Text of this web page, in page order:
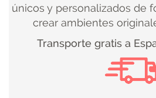
MUEBLE
RECUPERADO
únicos y personalizados de
crear ambientes
Transporte gratis a